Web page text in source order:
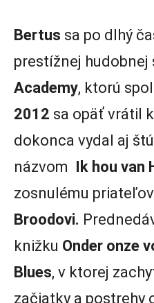
Bertus sa po dlhý
prestížnej hudobnej
Academy, ktorú
2012 sa opäť vrátil
dokonca vydal aj
názvom Ik hou van
zosnulému
Broodovi.
knižku Onder onze
Blues, v ktorej
začiatky a postrehy